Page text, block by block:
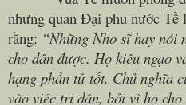
nhưng quan Đại phu nước Tề
rằng: “Những Nho sĩ hay nói
cho dân được. Họ kiêu ngạo
hạng phần tử tốt. Chủ nghĩa
vào việc trị dân, bởi vì họ